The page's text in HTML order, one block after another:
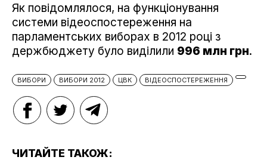
Як повідомлялося, на функціонування
системи відеоспостереження на
парламентських виборах в 2012 році з
держбюджету було виділили 996 млн грн.
ВИБОРИ ВИБОРИ 2012 ЦВК ВІДЕОСПОСТЕРЕЖЕННЯ
ЧИТАЙТЕ ТАКОЖ: